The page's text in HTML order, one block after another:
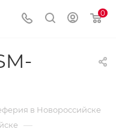
0
в Новороссийске
—